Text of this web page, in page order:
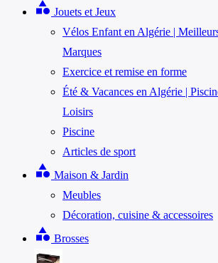
category Jouets et Jeux
Vélos Enfant en Algérie |
Marques
Exercice et remise en forme
Été & Vacances en Algérie |
Loisirs
Piscine
Articles de sport
category Maison & Jardin
Meubles
Décoration, cuisine & accessoires
category Brosses